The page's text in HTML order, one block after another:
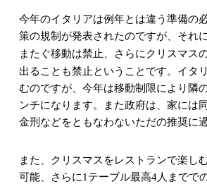
今年のイタリアは例年とは違う準備の
策の規制が発表されたのですが、それ
またぐ移動は禁止、さらにクリスマス
出ることも禁止ということです。イタ
むのですが、今年は移動制限により隣
ンチになります。また政府は、家には
金刑などをともなわないただの推奨に
また、クリスマスをレストランで楽し
可能、さらに1 テーブル最高4人までで